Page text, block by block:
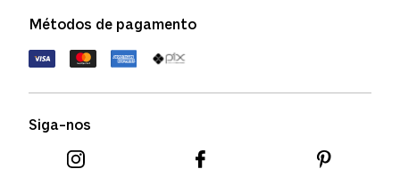
FAQs
Política de devolução
Termos de uso
Métodos de pagamento
Siga-nos